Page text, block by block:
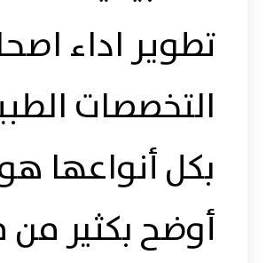
تطوير اداء
التخصصات
بكل أنواعها
أوضح بكثير من